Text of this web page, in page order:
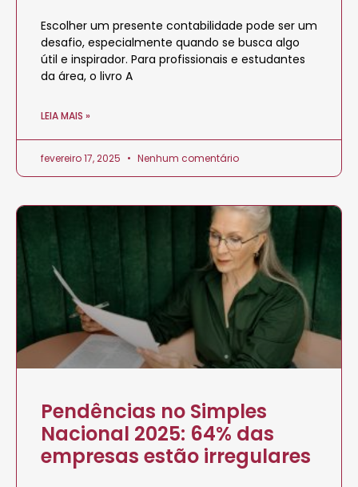
Escolher um presente contabilidade pode ser um
desafio, especialmente quando se busca algo
útil e inspirador. Para profissionais e estudantes
da área, o livro A
LEIA MAIS »
fevereiro 17, 2025 Nenhum comentário
Pendências no Simples
Nacional 2025: 64% das
empresas estão irregulares